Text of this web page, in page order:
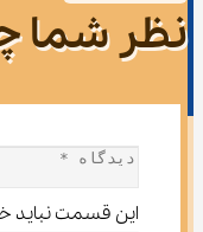
نظر شما
این قسمت نباید